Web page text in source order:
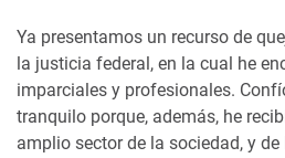
Ya presentamos un recurso de
la justicia federal, en la cual he
imparciales y profesionales.
tranquilo porque, además, he
amplio sector de la sociedad, y